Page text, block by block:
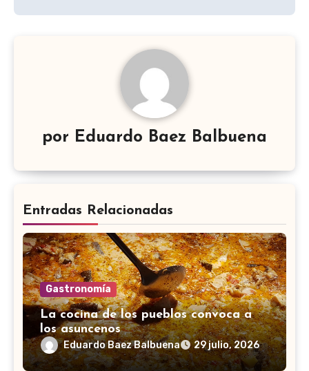
por Eduardo Baez Balbuena
Entradas Relacionadas
Gastronomía
La cocina de los pueblos convoca a
los asuncenos
Eduardo Baez Balbuena 29 julio, 2026